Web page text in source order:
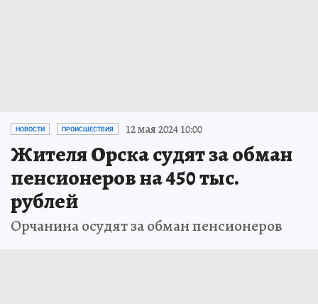
НОВОСТИ ПРОИСШЕСТВИЯ 12 мая 2024 10:00
Жителя Орска судят за обман
пенсионеров на 450 тыс.
рублей
Орчанина осудят за обман пенсионеров